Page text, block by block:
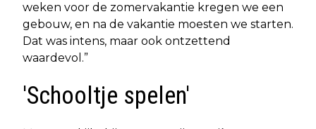
weken voor de zomervakantie kregen we een
gebouw, en na de vakantie moesten we starten.
Dat was intens, maar ook ontzettend
waardevol.”
'Schooltje spelen'